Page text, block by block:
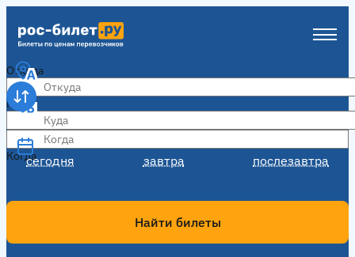
Откуда
Куда
Когда
сегодня завтра послезавтра
Когда
Найти билеты